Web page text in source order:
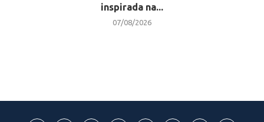
inspirada na...
07/08/2026